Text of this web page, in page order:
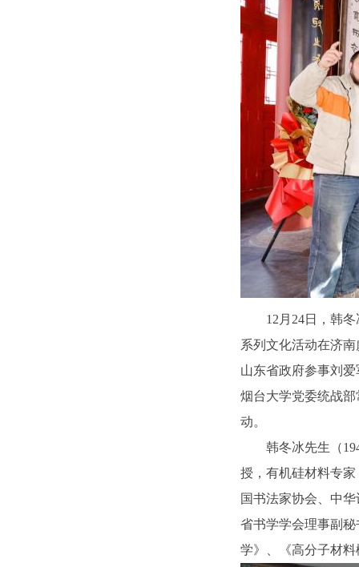
12月24日，韩
系列文化活动在济
山东省政府参事刘
烟台大学党委统战
动。
韩冬冰先生（
授，有机硅材料专
国书法家协会、中
省书学学会理事副
学》、《高分子材